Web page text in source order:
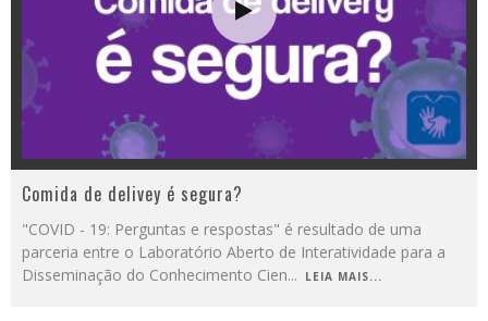
Comida de delivey é segura?
"COVID - 19: Perguntas e respostas" é resultado de uma
parceria entre o Laboratório Aberto de Interatividade para a
Disseminação do Conhecimento Cien... LEIA MAIS...